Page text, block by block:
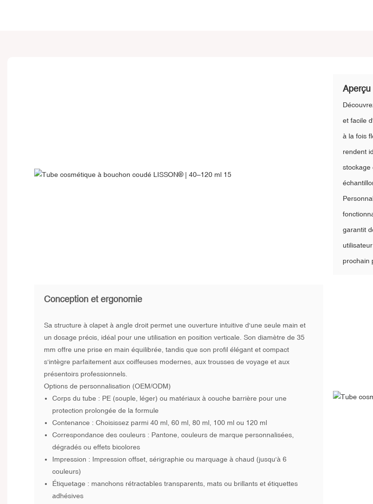
Aperçu
et facile
à la fois
rendent
stockage
garantit
prochain
Conception et ergonomie
Sa structure à clapet à angle droit permet une ouverture intuitive d'une seule main et
un dosage précis, idéal pour une utilisation en position verticale. Son diamètre de 35
mm offre une prise en main équilibrée, tandis que son profil élégant et compact
s'intègre parfaitement aux coiffeuses modernes, aux trousses de voyage et aux
présentoirs professionnels.
Options de personnalisation (OEM/ODM)
Corps du tube : PE (souple, léger) ou matériaux à couche barrière pour une
protection prolongée de la formule
Contenance : Choisissez parmi 40 ml, 60 ml, 80 ml, 100 ml ou 120 ml
Correspondance des couleurs : Pantone, couleurs de marque personnalisées,
dégradés ou effets bicolores
Impression : Impression offset, sérigraphie ou marquage à chaud (jusqu'à 6
couleurs)
Étiquetage : manchons rétractables transparents, mats ou brillants et étiquettes
adhésives